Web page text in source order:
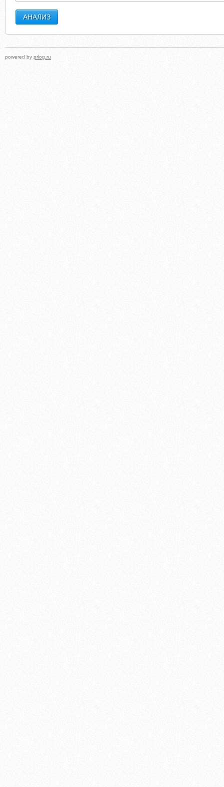
powered by prlog.ru